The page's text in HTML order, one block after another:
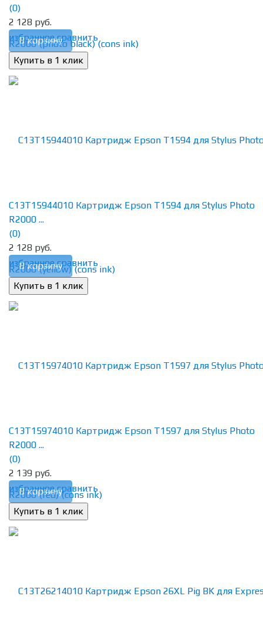
избранное сравнить
(0)
2 128 руб.
В корзину
избранное сравнить
C13T15944010 Картридж Epson T1594 для Stylus Photo
R2000 ...
(0)
2 128 руб.
В корзину
избранное сравнить
C13T15974010 Картридж Epson T1597 для Stylus Photo
R2000 ...
(0)
2 139 руб.
В корзину